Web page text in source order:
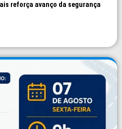
reforça avanço da segurança